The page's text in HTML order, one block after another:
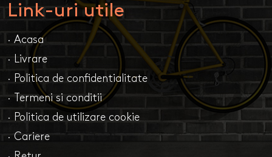
Link-uri utile
· Acasa
· Livrare
· Politica de confidentialitate
· Termeni si conditii
· Politica de utilizare cookie
· Cariere